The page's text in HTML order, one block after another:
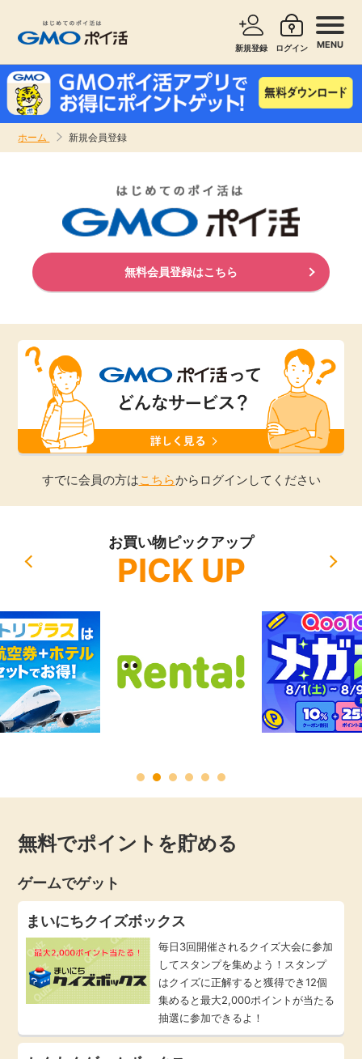
新規登録 ログイン MENU
ホーム 新規会員登録
お知らせ
無料
即日還元
アンケート
ゲーム
お友達紹介
カード比較
GMOポイ活の使い方
ヘルプセンター
サービスで探す ショッピングで探す
無料サービス
エンタメ
暮らし
引っ越し
買取・査定
学び
美容・健康
銀行・金融・投資
家計の固定費
無料会員登録はこちら
すでに会員の方はこちらからログインしてください
お買い物ピックアップ
PICK UP
無料でポイントを貯める
ゲームでゲット
まいにちクイズボックス
毎日3回開催されるクイズ大会に参加
してスタンプを集めよう！スタンプ
はクイズに正解すると獲得でき12個
集めると最大2,000ポイントが当たる
抽選に参加できるよ！